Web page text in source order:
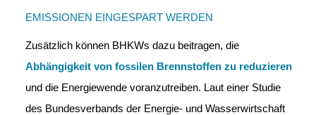
EMISSIONEN EINGESPART WERDEN
Zusätzlich können BHKWs dazu beitragen, die
Abhängigkeit von fossilen Brennstoffen zu reduzieren
und die Energiewende voranzutreiben. Laut einer Studie
des Bundesverbands der Energie- und Wasserwirtschaft